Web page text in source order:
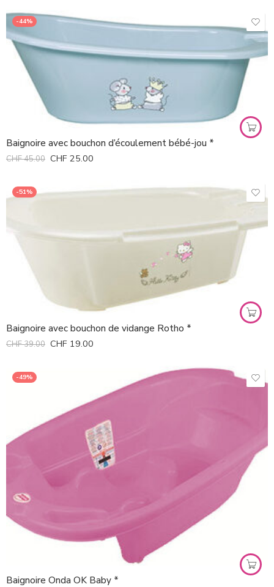
-44%
Baignoire avec bouchon d’écoulement bébé-jou *
CHF45.00 CHF 25.00
-51%
Baignoire avec bouchon de vidange Rotho *
CHF39.00 CHF 19.00
-49%
Baignoire Onda OK Baby *